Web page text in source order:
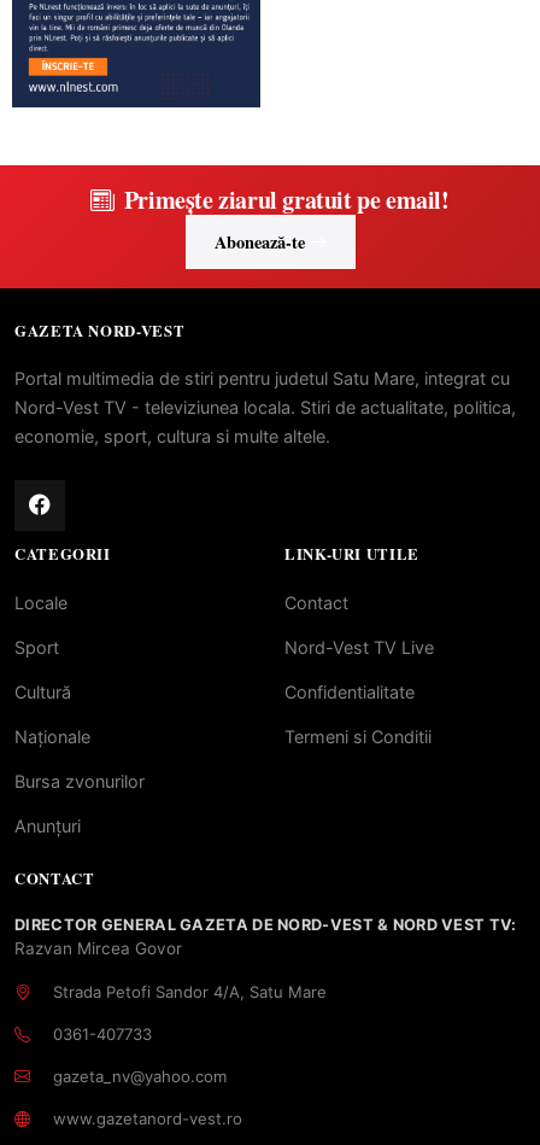
Primește ziarul gratuit pe email!
Abonează-te
GAZETA NORD-VEST
Portal multimedia de stiri pentru judetul Satu Mare, integrat cu
Nord-Vest TV - televiziunea locala. Stiri de actualitate, politica,
economie, sport, cultura si multe altele.
CATEGORII
Locale
Sport
Cultură
Naționale
Bursa zvonurilor
Anunțuri
LINK-URI UTILE
Contact
Nord-Vest TV Live
Confidentialitate
Termeni si Conditii
CONTACT
DIRECTOR GENERAL GAZETA DE NORD-VEST & NORD VEST TV:
Razvan Mircea Govor
Strada Petofi Sandor 4/A, Satu Mare
0361-407733
gazeta_nv@yahoo.com
www.gazetanord-vest.ro